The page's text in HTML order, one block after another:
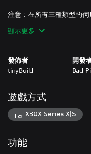
注意：在所有三種類型的
同身上所有的戰利品一起消
PvE 伺服器是一種更加輕鬆
習遊戲機制。
定時 PvP 掠奪伺服器在特定
打造一所與世隔絕的小屋
顯示更多
發佈者
tinyBuild
開發
Bad
遊戲方式
XBOX Series X|S
功能